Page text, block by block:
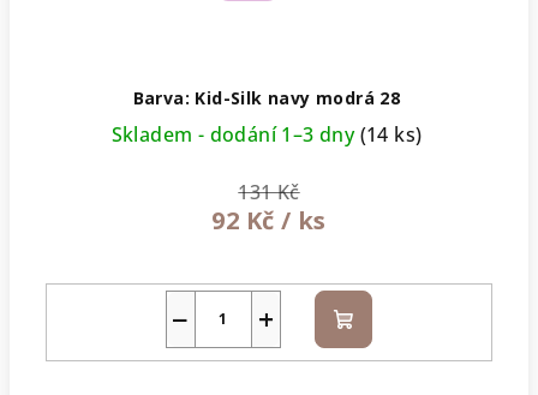
Barva: Kid-Silk navy modrá 28
Skladem - dodání 1–3 dny(14 ks)
131 Kč
92 Kč / ks
+
− Do
košíku